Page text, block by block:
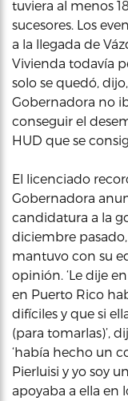
tuviera al menos
sucesores. Los
a la llegada de
Vivienda todavía
solo se quedó,
Gobernadora no
conseguir el
HUD que se
El licenciado
Gobernadora
candidatura a la
diciembre
mantuvo con su
opinión. ‘Le dije
en Puerto Rico
difíciles y que si
(para tomarlas)’,
‘había hecho un
Pierluisi y yo soy
apoyaba a ella en